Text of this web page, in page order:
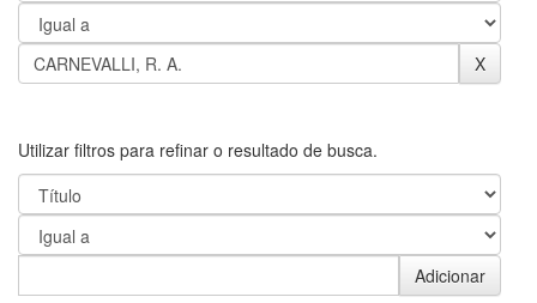
Utilizar filtros para refinar o resultado de busca.